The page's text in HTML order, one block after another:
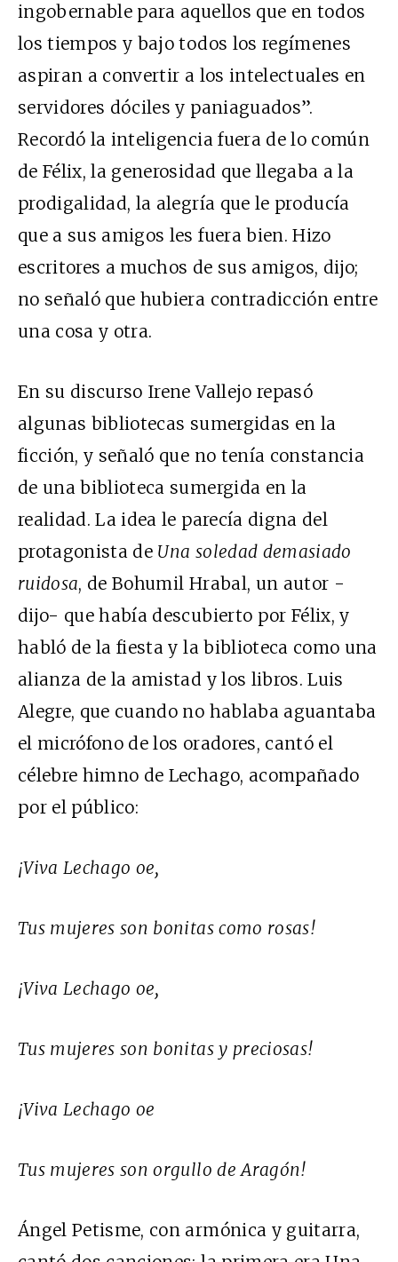
ingobernable para aquellos que en todos
los tiempos y bajo todos los regímenes
aspiran a convertir a los intelectuales en
servidores dóciles y paniaguados”.
Recordó la inteligencia fuera de lo común
de Félix, la generosidad que llegaba a la
prodigalidad, la alegría que le producía
que a sus amigos les fuera bien. Hizo
escritores a muchos de sus amigos, dijo;
no señaló que hubiera contradicción entre
una cosa y otra.
En su discurso Irene Vallejo repasó
algunas bibliotecas sumergidas en la
ficción, y señaló que no tenía constancia
de una biblioteca sumergida en la
realidad. La idea le parecía digna del
protagonista de Una soledad demasiado
ruidosa, de Bohumil Hrabal, un autor -
dijo- que había descubierto por Félix, y
habló de la fiesta y la biblioteca como una
alianza de la amistad y los libros. Luis
Alegre, que cuando no hablaba aguantaba
el micrófono de los oradores, cantó el
célebre himno de Lechago, acompañado
por el público:
¡Viva Lechago oe,
Tus mujeres son bonitas como rosas!
¡Viva Lechago oe,
Tus mujeres son bonitas y preciosas!
¡Viva Lechago oe
Tus mujeres son orgullo de Aragón!
Ángel Petisme, con armónica y guitarra,